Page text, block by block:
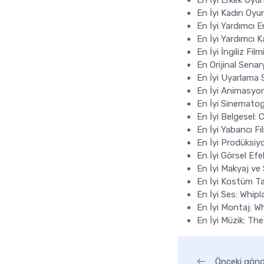
En İyi Kadın
En İyi Yardımcı
En İyi
En İyi İngiliz
En Orijinal
En İyi
En İyi
En İyi
En İyi Belgesel:
En İyi Yabancı
En İyi
En İyi Görsel
En İyi Makyaj
En İyi Kostüm
En İyi Ses:
En İyi Montaj:
En İyi Müzik: